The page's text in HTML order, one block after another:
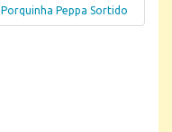
Porquinha Peppa Sortido